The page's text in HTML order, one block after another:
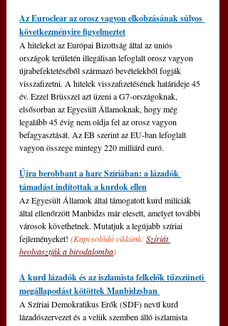
Az Euroclear az orosz vagyon elkobzásának súlyos
következményire figyelmeztet
A hiteleket az Európai Bizottság által az uniós
országok területén illegálisan lefoglalt orosz vagyon
újrabefektetéséből származó bevételekből fogják
visszafizetni. A hitelek visszafizetésének határideje 45
év. Ezzel Brüsszel azt üzeni a G7-országoknak,
elsősorban az Egyesült Államoknak, hogy még
legalább 45 évig nem oldja fel az orosz vagyon
befagyasztását. Az EB szerint az EU-ban lefoglalt
vagyon összege mintegy 220 milliárd euró.
Újra berobbant a harc Szíriában: a lázadók
támadást indítottak a kurdok ellen
Az Egyesült Államok által támogatott kurd milíciák
által ellenőrzött Manbidzs már elesett, amelyet további
városok követhetnek. Mutatjuk a legújabb szíriai
fejleményeket! (Kapcsolódó cikkünk: Szíriát
beolvasztják a birodalomba)
A kurd lázadók és az iszlamista felkelők tűzszüneti
megállapodást kötöttek Manbidzsban
A Szíriai Demokratikus Erők (SDF) nevű kurd
lázadószervezet és a velük szemben álló iszlamista